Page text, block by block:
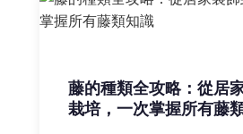
藤的種類全攻略：從居
栽培，一次掌握所有藤